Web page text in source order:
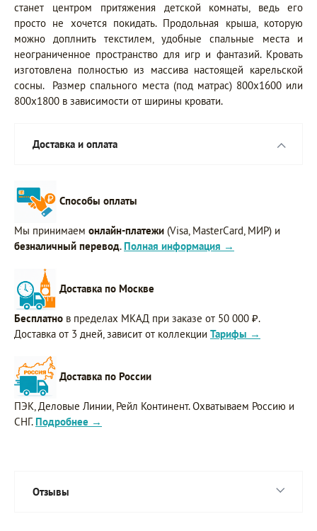
станет центром притяжения детской комнаты, ведь его
просто не хочется покидать. Продольная крыша, которую
можно доплнить текстилем, удобные спальные места и
неограниченное пространство для игр и фантазий. Кровать
изготовлена полностью из массива настоящей карельской
сосны. Размер спального места (под матрас) 800х1600 или
800х1800 в зависимости от ширины кровати.
Доставка и оплата
Способы оплаты
Мы принимаем онлайн-платежи (Visa, MasterCard, МИР) и
безналичный перевод. Полная информация →
Доставка по Москве
Бесплатно в пределах МКАД при заказе от 50 000 ₽.
Доставка от 3 дней, зависит от коллекции Тарифы →
Доставка по России
ПЭК, Деловые Линии, Рейл Континент. Охватываем Россию и
СНГ. Подробнее →
Отзывы